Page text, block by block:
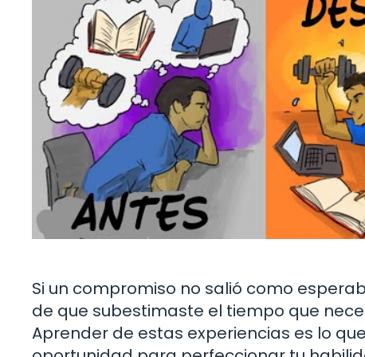
Si un compromiso no salió como
de que subestimaste el tiempo que
Aprender de estas experiencias es lo